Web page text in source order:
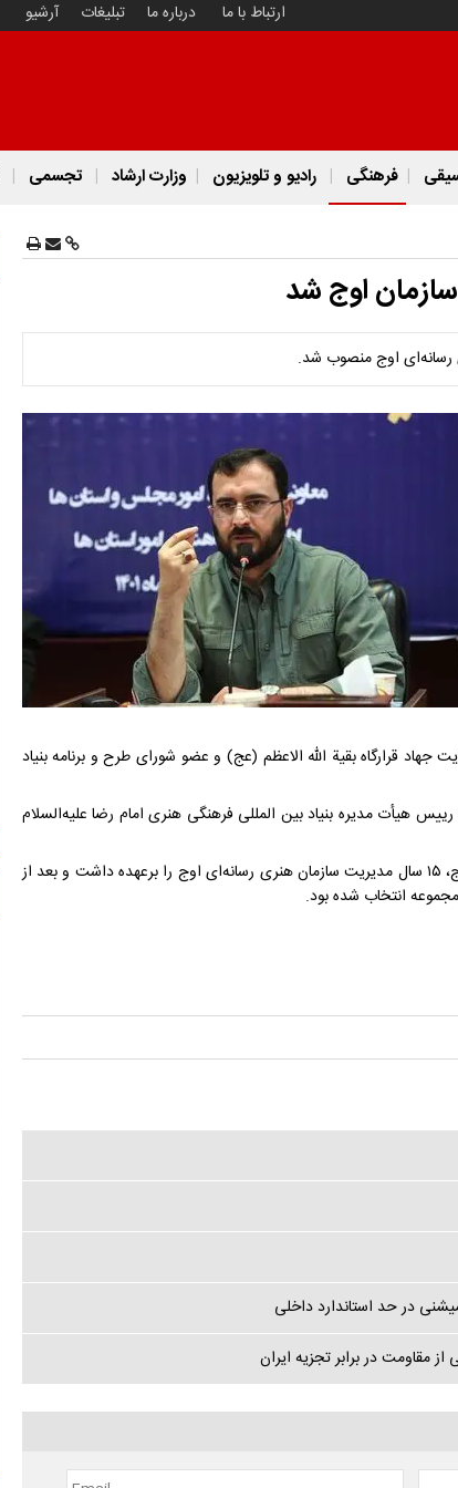
ارتباط با ما درباره ما تبلیغات آرشیو
فرهنگی رادیو و تلویزیون وزارت ارشاد تجسمی
اوج شد
اوج منصوب شد.
قرارگاه بقیة ‌الله الاعظم (عج) و عضو شورای طرح و برنامه بنیاد
هیأت مدیره بنیاد بین المللی فرهنگی هنری امام رضا علیه‌السلام
پیش از این احسان محمدحسنی؛ موسس سازمان اوج، ۱۵ سال مدیریت سازمان هنری رسانه‌ای اوج را برعهده داشت و بعد از
انتخاب شده بود.
در حد استاندارد داخلی
مقاومت در برابر تجزیه ایران